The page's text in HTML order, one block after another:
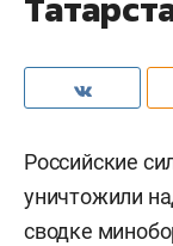
Российские
уничтожили
сводке